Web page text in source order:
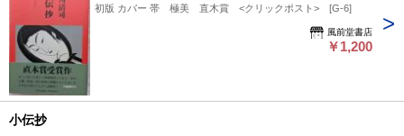
初版 カバー 帯 極美 直木賞 <クリックポスト> [G-6]
風前堂書店
￥1,200
小伝抄